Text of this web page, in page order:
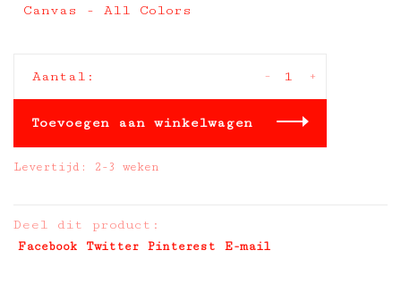
Canvas - All Colors
Aantal: +
-
Toevoegen aan winkelwagen
Levertijd: 2-3 weken
Deel dit product:
Facebook Twitter Pinterest E-mail